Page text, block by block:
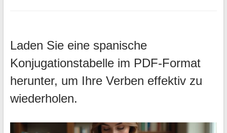
Laden Sie eine spanische
Konjugationstabelle im PDF-Format
herunter, um Ihre Verben effektiv zu
wiederholen.